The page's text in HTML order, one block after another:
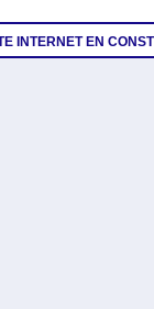
INTERNET EN